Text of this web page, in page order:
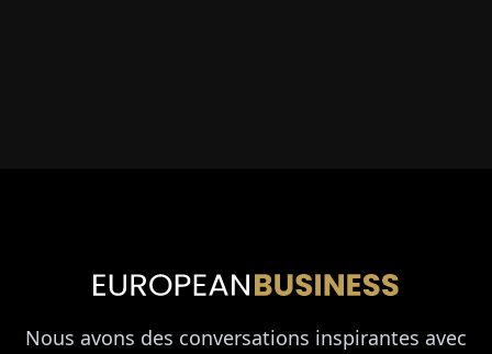
Nous avons des conversations inspirantes avec